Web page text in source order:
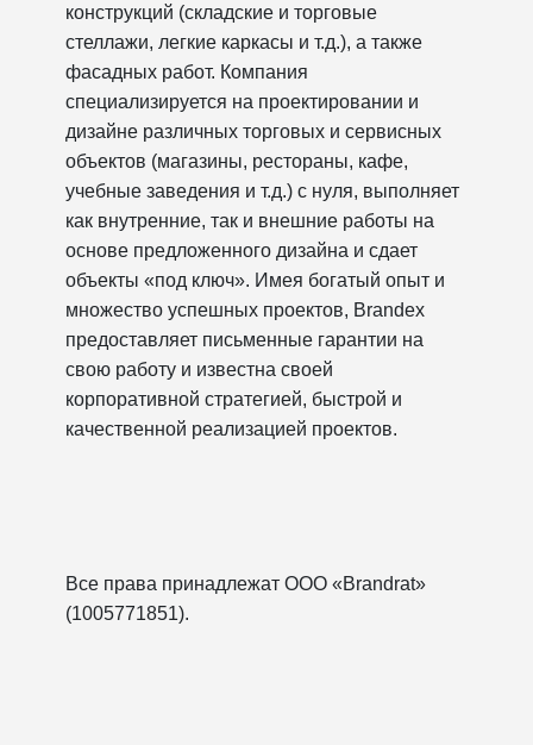
конструкций (складские и торговые
стеллажи, легкие каркасы и т.д.), а также
фасадных работ. Компания
специализируется на проектировании и
дизайне различных торговых и сервисных
объектов (магазины, рестораны, кафе,
учебные заведения и т.д.) с нуля, выполняет
как внутренние, так и внешние работы на
основе предложенного дизайна и сдает
объекты «под ключ». Имея богатый опыт и
множество успешных проектов, Brandex
предоставляет письменные гарантии на
свою работу и известна своей
корпоративной стратегией, быстрой и
качественной реализацией проектов.
Все права принадлежат ООО «Brandrat»
(1005771851).